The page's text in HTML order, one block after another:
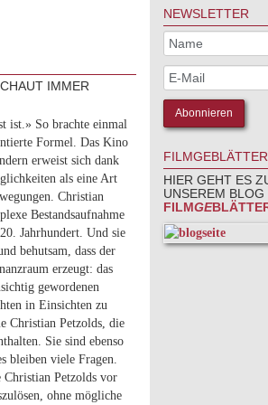
IMMER
ist.» So brachte einmal
Formel. Das Kino
erweist sich dank
als eine Art
Christian
Bestandsaufnahme
Jahrhundert. Und sie
behutsam, dass der
erzeugt: das
gewordenen
in Einsichten zu
Christian Petzolds, die
Sie sind ebenso
bleiben viele Fragen.
Petzolds vor
ohne mögliche
NEWSLETTER
HIER GEHT ES
UNSEREM BLOG
FILMGE